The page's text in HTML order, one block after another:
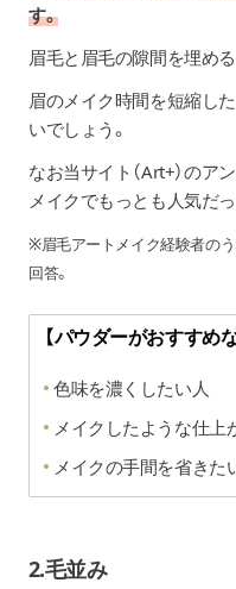
す。
眉毛と眉毛の隙間を埋め
眉のメイク時間を短縮し
いでしょう。
なお当サイト（Art+）のア
メイクでもっとも人気だ
※眉毛アートメイク経験者のう
回答。
【パウダーがおすすめな
色味を濃くしたい人
メイクしたような仕上
メイクの手間を省きた
2.毛並み